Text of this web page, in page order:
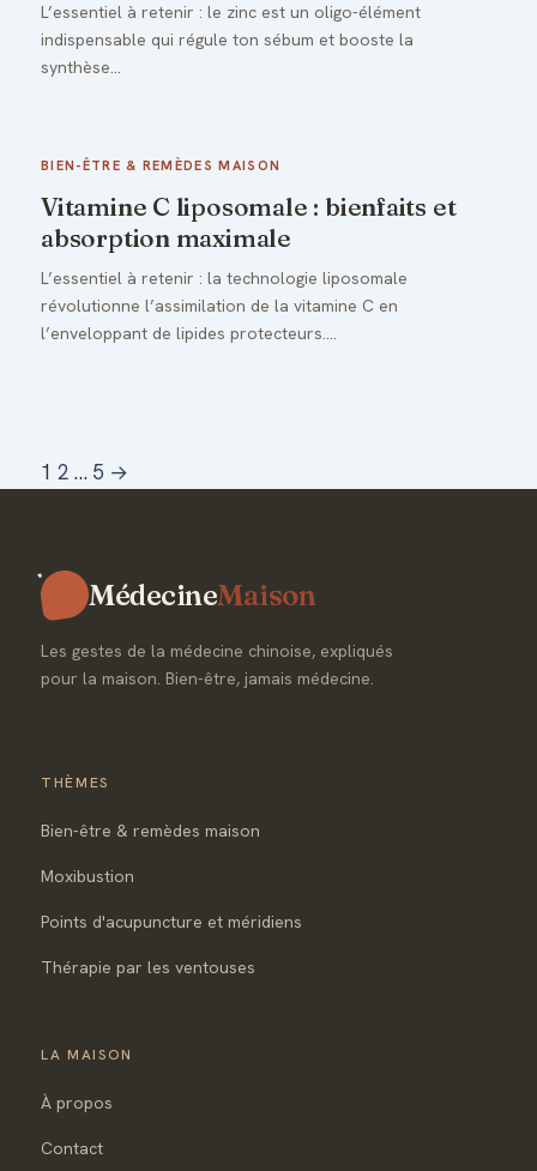
L’essentiel à retenir : le zinc est un oligo-élément
indispensable qui régule ton sébum et booste la
synthèse…
BIEN-ÊTRE & REMÈDES MAISON
Vitamine C liposomale : bienfaits et
absorption maximale
L’essentiel à retenir : la technologie liposomale
révolutionne l’assimilation de la vitamine C en
l’enveloppant de lipides protecteurs.…
1 2 … 5 →
MédecineMaison
Les gestes de la médecine chinoise, expliqués
pour la maison. Bien-être, jamais médecine.
THÈMES
Bien-être & remèdes maison
Moxibustion
Points d'acupuncture et méridiens
Thérapie par les ventouses
LA MAISON
À propos
Contact